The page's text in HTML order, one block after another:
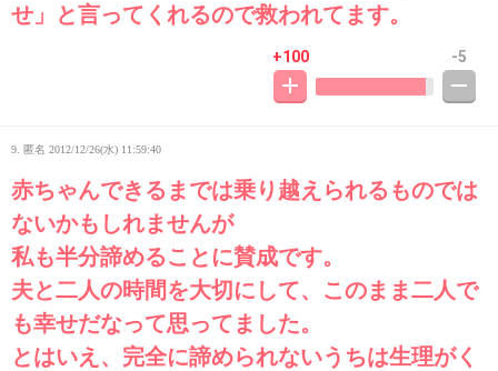
せ」と言ってくれるので救われてます。
+100 -5
9. 匿名 2012/12/26(水) 11:59:40
赤ちゃんできるまでは乗り越えられるものでは
ないかもしれませんが
私も半分諦めることに賛成です。
夫と二人の時間を大切にして、このまま二人で
も幸せだなって思ってました。
とはいえ、完全に諦められないうちは生理がく